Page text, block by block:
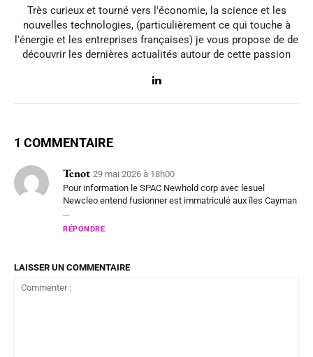
Très curieux et tourné vers l'économie, la science et les
nouvelles technologies, (particulièrement ce qui touche à
l'énergie et les entreprises françaises) je vous propose de de
découvrir les dernières actualités autour de cette passion
1 COMMENTAIRE
Tenot 29 mai 2026 à 18h00
Pour information le SPAC Newhold corp avec lesuel
Newcleo entend fusionner est immatriculé aux îles Cayman
…
RÉPONDRE
LAISSER UN COMMENTAIRE